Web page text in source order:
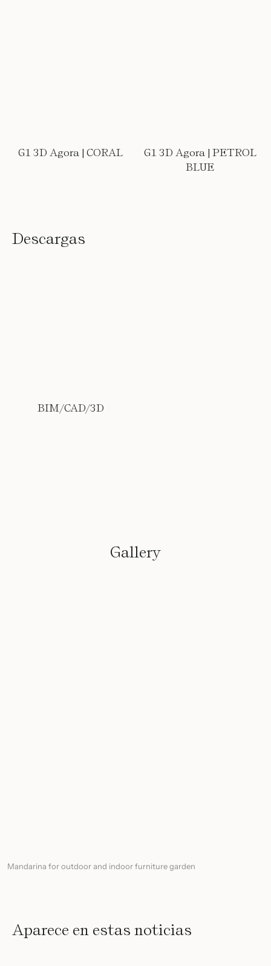
G1 3D Agora | CORAL
G1 3D Agora | PETROL
BLUE
Descargas
BIM/CAD/3D
Gallery
Mandarina for outdoor and indoor furniture garden
Aparece en estas noticias